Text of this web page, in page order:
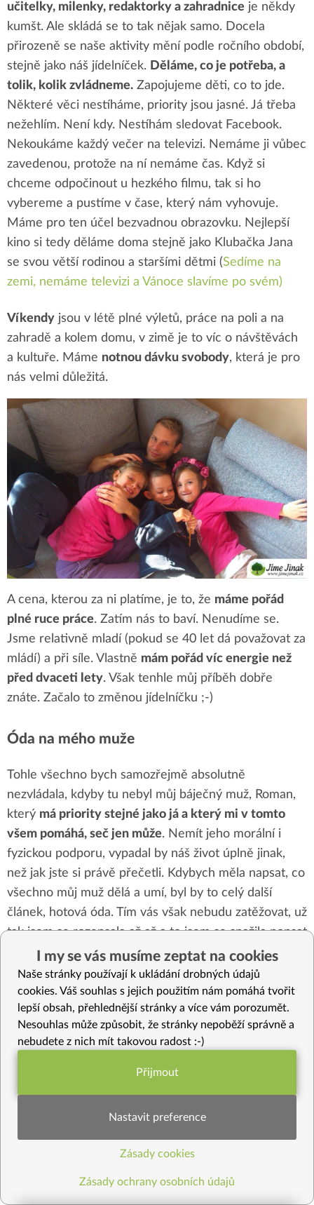
učitelky, milenky, redaktorky a zahradnice je někdy
kumšt. Ale skládá se to tak nějak samo. Docela
přirozeně se naše aktivity mění podle ročního období,
stejně jako náš jídelníček. Děláme, co je potřeba, a
tolik, kolik zvládneme. Zapojujeme děti, co to jde.
Některé věci nestíháme, priority jsou jasné. Já třeba
nežehlím. Není kdy. Nestíhám sledovat Facebook.
Nekoukáme každý večer na televizi. Nemáme ji vůbec
zavedenou, protože na ní nemáme čas. Když si
chceme odpočinout u hezkého filmu, tak si ho
vybereme a pustíme v čase, který nám vyhovuje.
Máme pro ten účel bezvadnou obrazovku. Nejlepší
kino si tedy děláme doma stejně jako Klubačka Jana
se svou větší rodinou a staršími dětmi (Sedíme na
zemi, nemáme televizi a Vánoce slavíme po svém)
Víkendy jsou v létě plné výletů, práce na poli a na
zahradě a kolem domu, v zimě je to víc o návštěvách
a kultuře. Máme notnou dávku svobody, která je pro
nás velmi důležitá.
A cena, kterou za ni platíme, je to, že máme pořád
plné ruce práce. Zatím nás to baví. Nenudíme se.
Jsme relativně mladí (pokud se 40 let dá považovat za
mládí) a při síle. Vlastně mám pořád víc energie než
před dvaceti lety. Však tenhle můj příběh dobře
znáte. Začalo to změnou jídelníčku ;-)
Óda na mého muže
Tohle všechno bych samozřejmě absolutně
nezvládala, kdyby tu nebyl můj báječný muž, Roman,
který má priority stejné jako já a který mi v tomto
všem pomáhá, seč jen může. Nemít jeho morální i
fyzickou podporu, vypadal by náš život úplně jinak,
než jak jste si právě přečetli. Kdybych měla napsat, co
všechno můj muž dělá a umí, byl by to celý další
článek, hotová óda. Tím vás však nebudu zatěžovat, už
tak jsem se rozepsala až až a to jsem se snažila popsat
naše dny stručně. Neodpustím si však jednu nadějnou
větu pro mladé manželky zoufalé ze svých manželů,
kteří pro nějakou jinou stravu a všechno to
alternativno nemají zatím vůbec pochopení. Když
jsme spolu začali před 12 lety
I my se vás musíme zeptat na cookies
Naše stránky používají k ukládání drobných údajů
cookies. Váš souhlas s jejich použitím nám pomáhá tvořit
lepší obsah, přehlednější stránky a více vám porozumět.
Nesouhlas může způsobit, že stránky nepoběží správně a
nebudete z nich mít takovou radost :-)
Funkční nastavení potřebujeme (vždy
Statistiky pro lepší obsah
Přijmout
Nastavit preference
Zásady cookies
Zásady ochrany osobních údajů